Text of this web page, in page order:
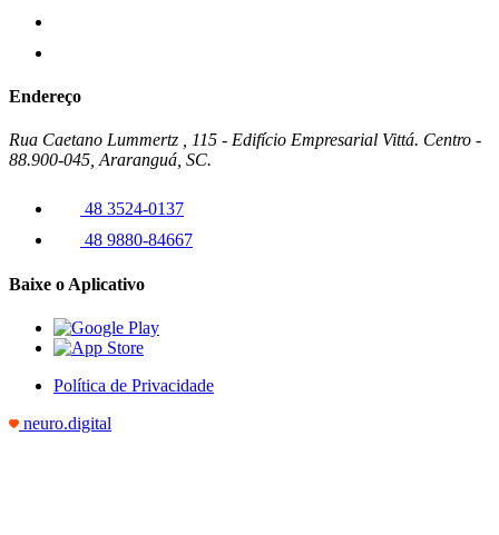
Endereço
Rua Caetano Lummertz , 115 - Edifício Empresarial Vittá. Centro -
88.900-045, Araranguá, SC.
48 3524-0137
48 9880-84667
Baixe o Aplicativo
Política de Privacidade
neuro.digital